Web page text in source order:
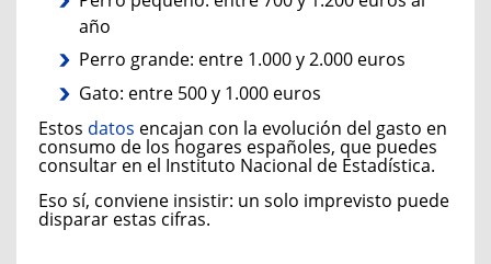
año
Perro grande: entre 1.000 y 2.000 euros
Gato: entre 500 y 1.000 euros
Estos datos encajan con la evolución del gasto en
consumo de los hogares españoles, que puedes
consultar en el Instituto Nacional de Estadística.
Eso sí, conviene insistir: un solo imprevisto puede
disparar estas cifras.